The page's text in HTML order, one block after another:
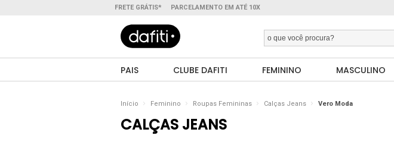
FRETE GRÁTIS* PARCELAMENTO EM ATÉ 10X
PAIS CLUBE DAFITI FEMININO MASCULINO
Início Feminino Roupas Femininas Calças Jeans Vero Moda
CALÇAS JEANS